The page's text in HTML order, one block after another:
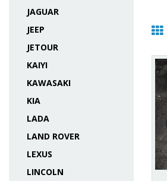
JAGUAR
JEEP
JETOUR
KAIYI
KAWASAKI
KIA
LADA
LAND ROVER
LEXUS
LINCOLN